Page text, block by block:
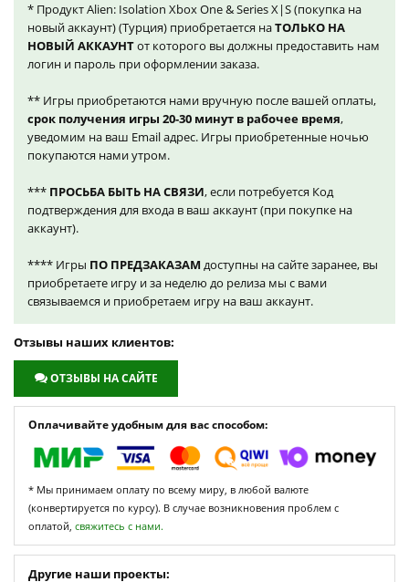
* Продукт Alien: Isolation Xbox One & Series X|S (покупка на
новый аккаунт) (Турция) приобретается наТОЛЬКО НА
НОВЫЙ АККАУНТот которого вы должны предоставить нам
логин и пароль при оформлении заказа.
** Игры приобретаются нами вручную после вашей оплаты,
срок получения игры 20-30 минут в рабочее время,
уведомим на ваш Email адрес. Игры приобретенные ночью
покупаются нами утром.
*** ПРОСЬБА БЫТЬ НА СВЯЗИ, если потребуется Код
подтверждения для входа в ваш аккаунт (при покупке на
аккаунт).
**** Игры ПО ПРЕДЗАКАЗАМ доступны на сайте заранее, вы
приобретаете игру и за неделю до релиза мы с вами
связываемся и приобретаем игру на ваш аккаунт.
Отзывы наших клиентов:
ОТЗЫВЫ НА САЙТЕ
Оплачивайте удобным для вас способом:
* Мы принимаем оплату по всему миру, в любой валюте
(конвертируется по курсу). В случае возникновения проблем с
оплатой, свяжитесь с нами.
Другие наши проекты: